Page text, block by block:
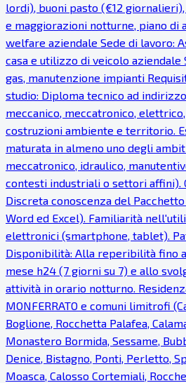
lordi), buoni pasto (€12
e maggiorazioni notturne, piano di
welfare aziendale Sede di lavoro:
casa e utilizzo di veicolo
gas, manutenzione impianti
studio: Diploma tecnico ad
meccanico, meccatronico,
costruzioni ambiente e territorio.
maturata in almeno uno degli
meccatronico, idraulico,
contesti industriali o settori affini).
Discreta conoscenza del
Word ed Excel). Familiarità
elettronici (smartphone, tablet).
Disponibilità: Alla reperibilità fino
mese h24 (7 giorni su 7) e allo
attività in orario notturno.
MONFERRATO e comuni limitrofi
Boglione, Rocchetta Palafea,
Monastero Bormida, Sessame,
Denice, Bistagno, Ponti, Perletto,
Moasca, Calosso Cortemiali,